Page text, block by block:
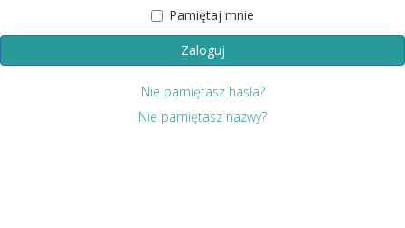
Pamiętaj mnie
Zaloguj
Nie pamiętasz hasła?
Nie pamiętasz nazwy?